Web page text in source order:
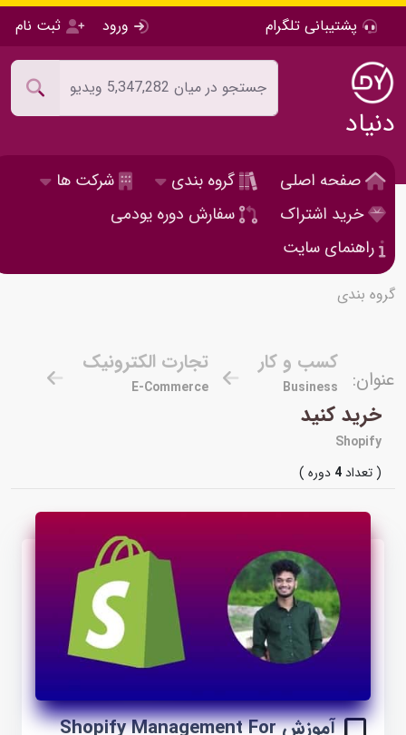
پشتیبانی تلگرام ورود ثبت نام
دنیاد
صفحه اصلی گروه بندی
شرکت ها
خرید اشتراک
سفارش دوره یودمی
راهنمای سایت
گروه بندی
عنوان:
کسب و کار
Business
تجارت الکترونیک
E-Commerce
خرید کنید
Shopify
( تعداد4دوره )
آموزش Shopify Management For